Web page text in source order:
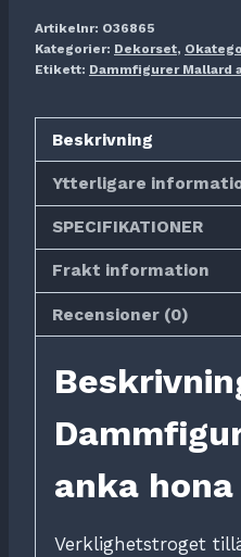
hona
mängd
Artikelnr: O36865
Kategorier: Dekorset,
Etikett: Dammfigurer Mallard
Beskrivning
Ytterligare
SPECIFIKATIONER
Frakt information
Recensioner (0)
anka hona
Verklighetstroget